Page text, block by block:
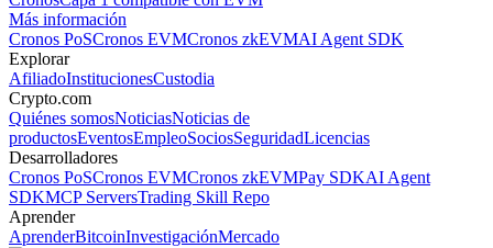
Más información
Cronos PoSCronos EVMCronos zkEVMAI Agent SDK
Explorar
AfiliadoInstitucionesCustodia
Crypto.com
Quiénes somosNoticiasNoticias de
productosEventosEmpleoSociosSeguridadLicencias
Desarrolladores
Cronos PoSCronos EVMCronos zkEVMPay SDKAI Agent
SDKMCP ServersTrading Skill Repo
Aprender
AprenderBitcoinInvestigaciónMercado